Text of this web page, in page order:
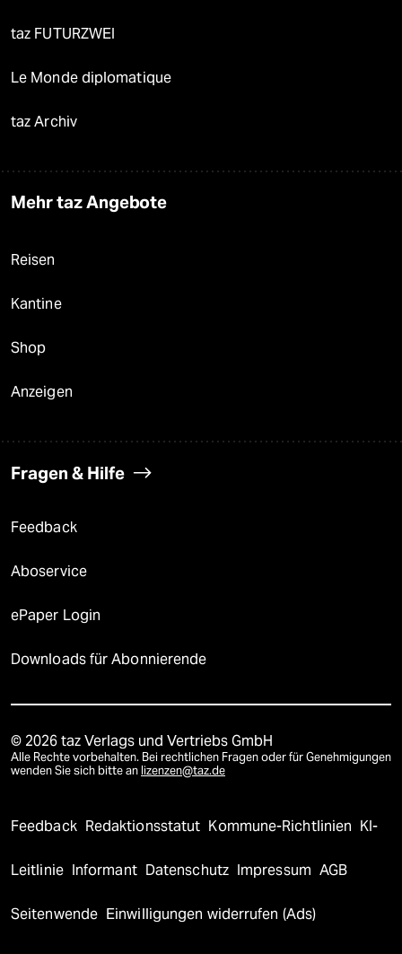
taz FUTURZWEI
Le Monde diplomatique
taz Archiv
Mehr taz Angebote
Reisen
Kantine
Shop
Anzeigen
Fragen & Hilfe
Feedback
Aboservice
ePaper Login
Downloads für Abonnierende
© 2026 taz Verlags und Vertriebs GmbH
Alle Rechte vorbehalten. Bei rechtlichen Fragen oder für Genehmigungen
wenden Sie sich bitte an lizenzen@taz.de
Feedback Redaktionsstatut Kommune-Richtlinien KI-
Leitlinie Informant Datenschutz Impressum AGB
Seitenwende Einwilligungen widerrufen (Ads)